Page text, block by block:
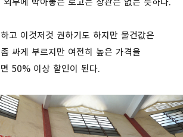
고 이것저것 권하기도 하지만 물건값은
싸게 부르지만 여전히 높은 가격을
50% 이상 할인이 된다.